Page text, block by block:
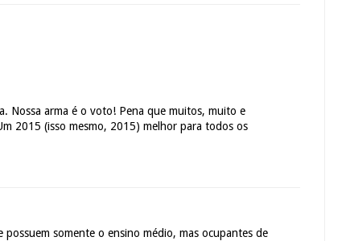
Nossa arma é o voto! Pena que muitos, muito e
2015 (isso mesmo, 2015) melhor para todos os
somente o ensino médio, mas ocupantes de